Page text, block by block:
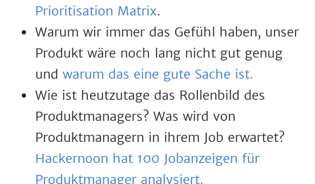
Prioritisation Matrix.
Warum wir immer das Gefühl haben, unser
Produkt wäre noch lang nicht gut genug
und warum das eine gute Sache ist.
Wie ist heutzutage das Rollenbild des
Produktmanagers? Was wird von
Produktmanagern in ihrem Job erwartet?
Hackernoon hat 100 Jobanzeigen für
Produktmanager analysiert.